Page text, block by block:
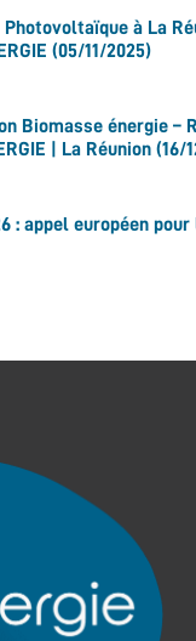
à La
(05/11/2025)
Biomasse énergie –
| La Réunion (16/
: appel européen